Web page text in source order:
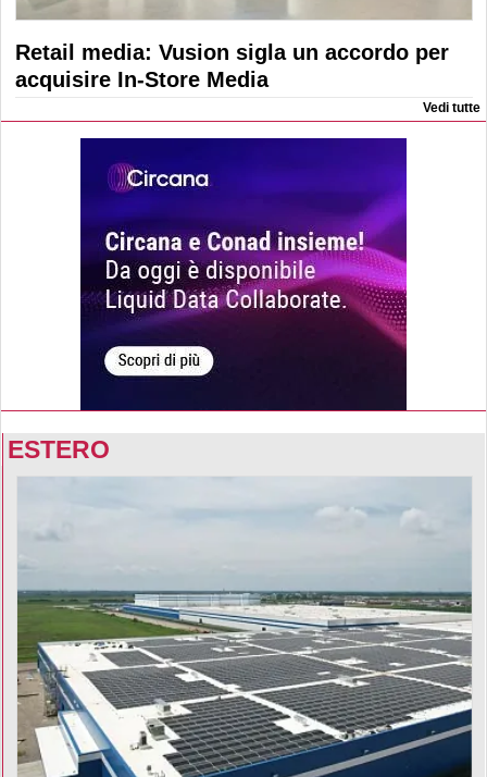
Retail media: Vusion sigla un accordo per
acquisire In-Store Media
Vedi tutte
ESTERO